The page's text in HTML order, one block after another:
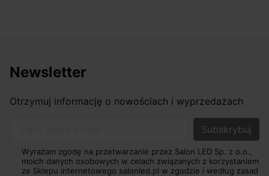
Newsletter
Otrzymuj informację o nowościach i wyprzedażach
Wyrażam zgodę na przetwarzanie przez Salon LED Sp. z o.o.,
moich danych osobowych w celach związanych z korzystaniem
ze Sklepu internetowego salonled.pl w zgodzie i według zasad